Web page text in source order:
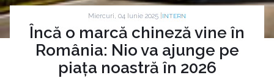
Miercuri, 04 Iunie 2025 | INTERN
Încă o marcă chineză vine în
România: Nio va ajunge pe
piața noastră în 2026